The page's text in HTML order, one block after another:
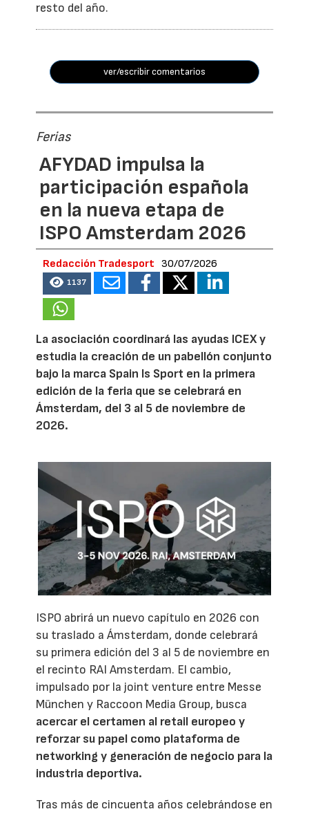
resto del año.
ver/escribir comentarios
Ferias
AFYDAD impulsa la
participación española
en la nueva etapa de
ISPO Amsterdam 2026
Redacción Tradesport 30/07/2026
1137
La asociación coordinará las ayudas ICEX y
estudia la creación de un pabellón conjunto
bajo la marca Spain Is Sport en la primera
edición de la feria que se celebrará en
Ámsterdam, del 3 al 5 de noviembre de
2026.
ISPO abrirá un nuevo capítulo en 2026 con
su traslado a Ámsterdam, donde celebrará
su primera edición del 3 al 5 de noviembre en
el recinto RAI Amsterdam. El cambio,
impulsado por la joint venture entre Messe
München y Raccoon Media Group, busca
acercar el certamen al retail europeo y
reforzar su papel como plataforma de
networking y generación de negocio para la
industria deportiva.
Tras más de cincuenta años celebrándose en